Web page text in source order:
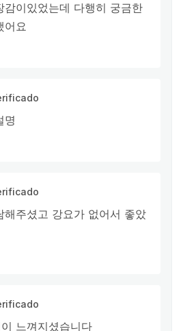
감이있었는데 다행히 궁금한
어요
명
해주셨고 강요가 없어서 좋았
느껴지셨습니다